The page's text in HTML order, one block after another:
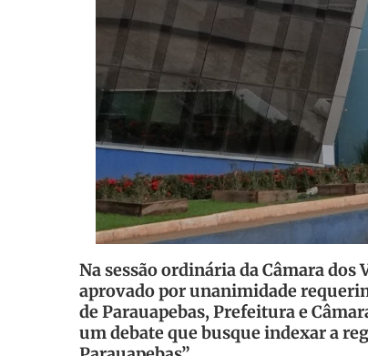
Na sessão ordinária da Câmara dos
aprovado por unanimidade
de Parauapebas, Prefeitura e
um debate que busque indexar a